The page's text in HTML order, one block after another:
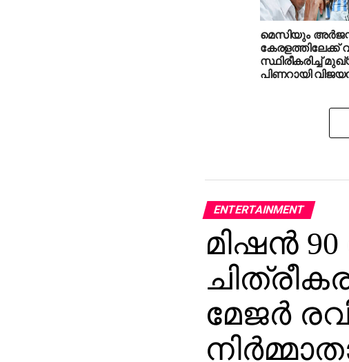
മെസിയും
കേരളത്തിലേക്ക്
സ്ഥിരീകരിച്ച്
പിണറായി
ENTERTAINMENT
മിഷന്‍
മേജര്‍